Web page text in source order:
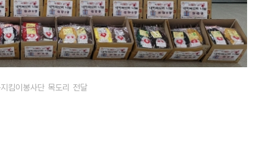
킴이봉사단 목도리 전달